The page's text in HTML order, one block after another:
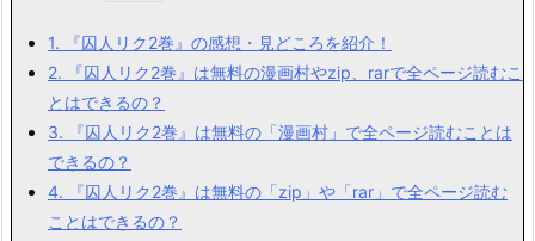
1. 『囚人リク2巻』の感想・見どころを紹介！
2. 『囚人リク2巻』は無料の漫画村やzip、rarで全ページ読むこ
とはできるの？
3. 『囚人リク2巻』は無料の「漫画村」で全ページ読むことは
できるの？
4. 『囚人リク2巻』は無料の「zip」や「rar」で全ページ読む
ことはできるの？